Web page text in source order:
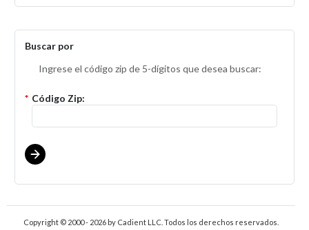
Buscar por
Ingrese el código zip de 5-dígitos que desea buscar:
* Código Zip:
Copyright © 2000 - 2026 by Cadient LLC. Todos los derechos reservados.